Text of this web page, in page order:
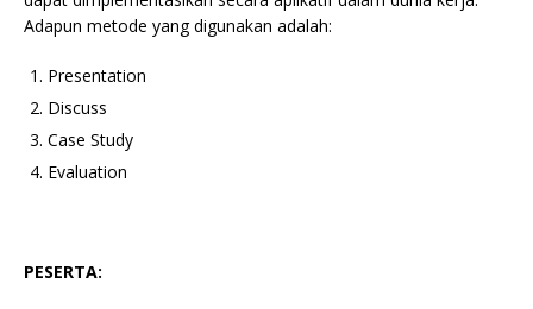
Adapun metode yang digunakan adalah:
Presentation
Discuss
Case Study
Evaluation
PESERTA: